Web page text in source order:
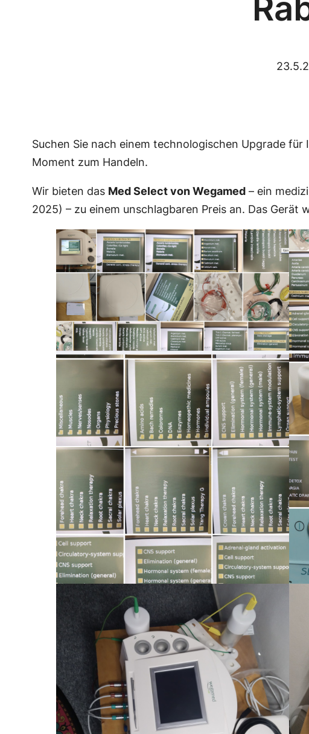
Suchen Sie nach einem technologischen Upgrade
Moment zum Handeln.
Wir bieten das Med Select von Wegamed– ein
2025) – zu einem unschlagbaren Preis an. Das